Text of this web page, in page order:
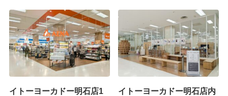
イトーヨーカドー明石店1
イトーヨーカドー明石店内